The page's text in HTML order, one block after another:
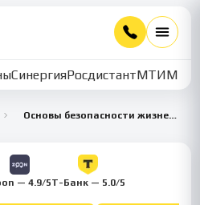
СинергияРосдистантМТИММУ
Основы безопасности жизнедеятельности
— 4.9/5Т-Банк — 5.0/5